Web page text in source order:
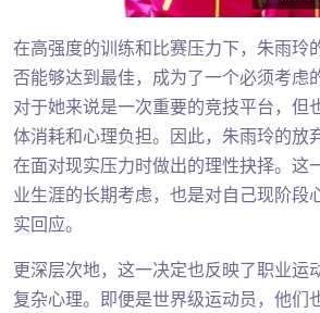
在高强度的训练和比赛压力下，朱雨玲
否能够达到最佳，成为了一个必须考虑
对于她来说是一次重要的竞技平台，但
体消耗和心理负担。因此，朱雨玲的放
在面对现实压力时做出的理性抉择。这
业生涯的长期考虑，也是对自己现阶段
实回应。
更深层次地，这一决定也反映了职业运
复杂心理。即便是世界级运动员，他们